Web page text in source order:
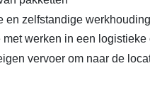
en zelfstandige werkhouding
met werken in een logistieke
vervoer om naar de